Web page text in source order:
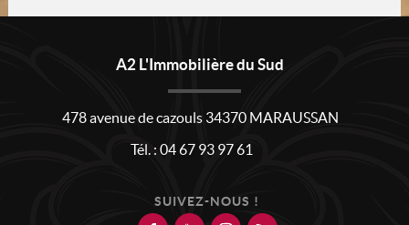
A2 L'Immobilière du Sud
478 avenue de cazouls 34370 MARAUSSAN
Tél. : 04 67 93 97 61
SUIVEZ-NOUS !